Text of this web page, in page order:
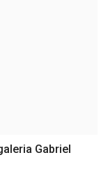
Gabriel